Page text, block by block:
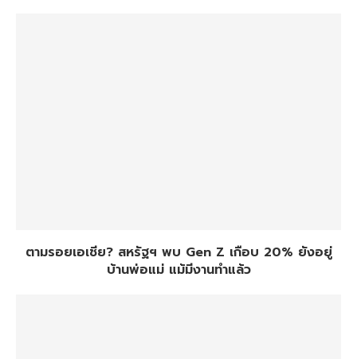
ตามรอยเอเชีย? สหรัฐฯ พบ Gen Z เกือบ 20% ยังอยู่
บ้านพ่อแม่ แม้มีงานทำแล้ว